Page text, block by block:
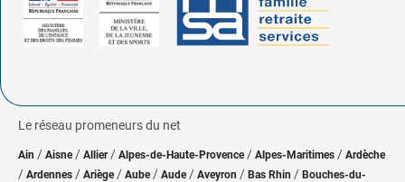
Le réseau promeneurs du net
Ain / Aisne/ Allier/ Alpes-de-Haute-Provence / Alpes-Maritimes / Ardèche
/ Ardennes / Ariège/ Aube/ Aude / Aveyron / Bas Rhin / Bouches-du-